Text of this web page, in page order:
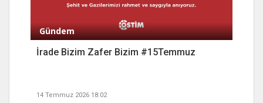
Gündem
İrade Bizim Zafer Bizim #15Temmuz
14 Temmuz 2026 18:02